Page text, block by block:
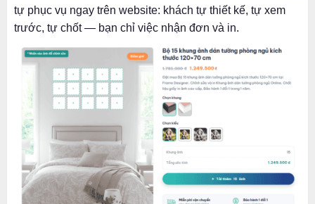
tự phục vụ ngay trên website: khách tự thiết kế, tự xem
trước, tự chốt — bạn chỉ việc nhận đơn và in.